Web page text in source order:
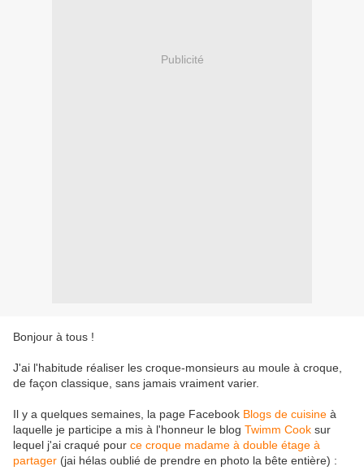
Publicité
Bonjour à tous !
J'ai l'habitude réaliser les croque-monsieurs au moule à croque,
de façon classique, sans jamais vraiment varier.
Il y a quelques semaines, la page Facebook Blogs de cuisine à
laquelle je participe a mis à l'honneur le blog Twimm Cook sur
lequel j'ai craqué pour ce croque madame à double étage à
partager (jai hélas oublié de prendre en photo la bête entière) :